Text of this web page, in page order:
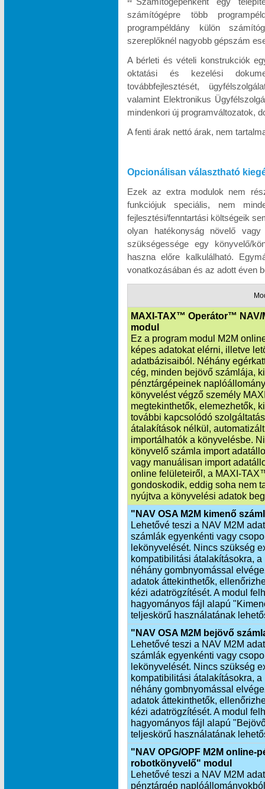
**
számítógépre több
programpéldány külön
szereplőknél nagyobb gépszám
A bérleti és vételi konstrukciók
oktatási és kezelési
továbbfejlesztését,
valamint Elektronikus
mindenkori új programváltozatok,
A fenti árak nettó árak, nem
Opcionálisan választható
Ezek az extra modulok nem
funkciójuk speciális, nem
fejlesztési/fenntartási költségeik
olyan hatékonyság növelő
szükségessége egy könyvelő/
haszna előre kalkulálható.
vonatkozásában és az adott éven
MAXI-TAX™ Operátor™ NAV/
modul
Ez a program modul M2M
képes adatokat elérni, illetve
adatbázisaiból. Néhány
cég, minden bejövő számlája,
pénztárgépeinek
könyvelést végző személy
megtekinthetők, elemezhetők,
további kapcsolódó
átalakítások nélkül,
importálhatók a könyvelésbe.
könyvelő számla import
vagy manuálisan import
online felületeiről, a
gondoskodik, eddig soha nem
nyújtva a könyvelési adatok
"NAV OSA M2M kimenő
Lehetővé teszi a NAV M2M
számlák egyenkénti vagy
lekönyvelését. Nincs szükség
kompatibilitási átalakításokra,
néhány gombnyomással
adatok áttekinthetők,
kézi adatrögzítését. A modul
hagyományos fájl alapú
teljeskörű használatának
"NAV OSA M2M bejövő
Lehetővé teszi a NAV M2M
számlák egyenkénti vagy
lekönyvelését. Nincs szükség
kompatibilitási átalakításokra,
néhány gombnyomással
adatok áttekinthetők,
kézi adatrögzítését. A modul
hagyományos fájl alapú
teljeskörű használatának
"NAV OPG/OPF M2M online-
robotkönyvelő" modul
Lehetővé teszi a NAV M2M
pénztárgép